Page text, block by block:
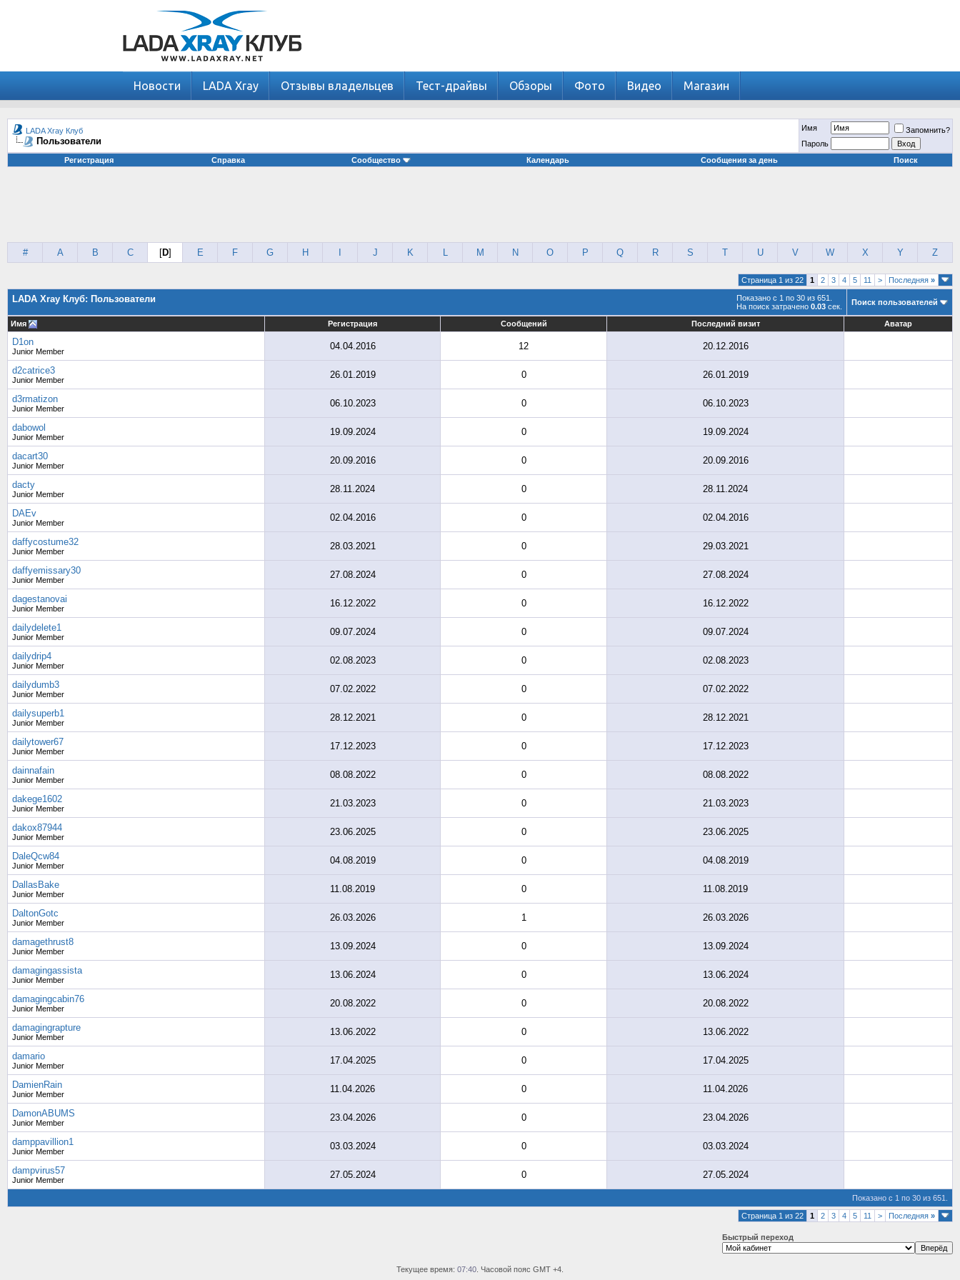
Новости LADA Xray Отзывы владельцев Тест-драйвы Обзоры Фото Видео Магазин
LADA Xray Клуб
Пользователи
Имя
Запомнить?
Пароль
Регистрация
Справка Сообщество Календарь Сообщения за день Поиск
# A B C [D] E F G H J K L M N O P Q R S T U V W X Y Z
Страница 1 из 22 1 2 3 4 5 11 > Последняя »
Показано с 1 по 30 из 651.
На поиск затрачено 0.03 сек.
LADA Xray Клуб: Пользователи Поиск пользователей
Имя Регистрация Сообщений Последний визит Аватар
D1on
Junior Member 04.04.2016 12 20.12.2016
d2catrice3
Junior Member 26.01.2019 0 26.01.2019
d3rmatizon
Junior Member 06.10.2023 0 06.10.2023
dabowol
Junior Member 19.09.2024 0 19.09.2024
dacart30
Junior Member 20.09.2016 0 20.09.2016
dacty
Junior Member 28.11.2024 0 28.11.2024
DAEv
Junior Member 02.04.2016 0 02.04.2016
daffycostume32
Junior Member 28.03.2021 0 29.03.2021
daffyemissary30
Junior Member 27.08.2024 0 27.08.2024
dagestanovai
Junior Member 16.12.2022 0 16.12.2022
dailydelete1
Junior Member 09.07.2024 0 09.07.2024
dailydrip4
Junior Member 02.08.2023 0 02.08.2023
dailydumb3
Junior Member 07.02.2022 0 07.02.2022
dailysuperb1
Junior Member 28.12.2021 0 28.12.2021
dailytower67
Junior Member 17.12.2023 0 17.12.2023
dainnafain
Junior Member 08.08.2022 0 08.08.2022
dakege1602
Junior Member 21.03.2023 0 21.03.2023
dakox87944
Junior Member 23.06.2025 0 23.06.2025
DaleQcw84
Junior Member 04.08.2019 0 04.08.2019
DallasBake
Junior Member 11.08.2019 0 11.08.2019
DaltonGotc
Junior Member 26.03.2026 1 26.03.2026
damagethrust8
Junior Member 13.09.2024 0 13.09.2024
damagingassista
Junior Member 13.06.2024 0 13.06.2024
damagingcabin76
Junior Member 20.08.2022 0 20.08.2022
damagingrapture
Junior Member 13.06.2022 0 13.06.2022
damario
Junior Member 17.04.2025 0 17.04.2025
DamienRain
Junior Member 11.04.2026 0 11.04.2026
DamonABUMS
Junior Member 23.04.2026 0 23.04.2026
damppavillion1
Junior Member 03.03.2024 0 03.03.2024
dampvirus57
Junior Member 27.05.2024 0 27.05.2024
Показано с 1 по 30 из 651.
Страница 1 из 22 1 2 3 4 5 11 > Последняя »
Быстрый переход
Текущее время: 07:40 . Часовой пояс GMT +4.